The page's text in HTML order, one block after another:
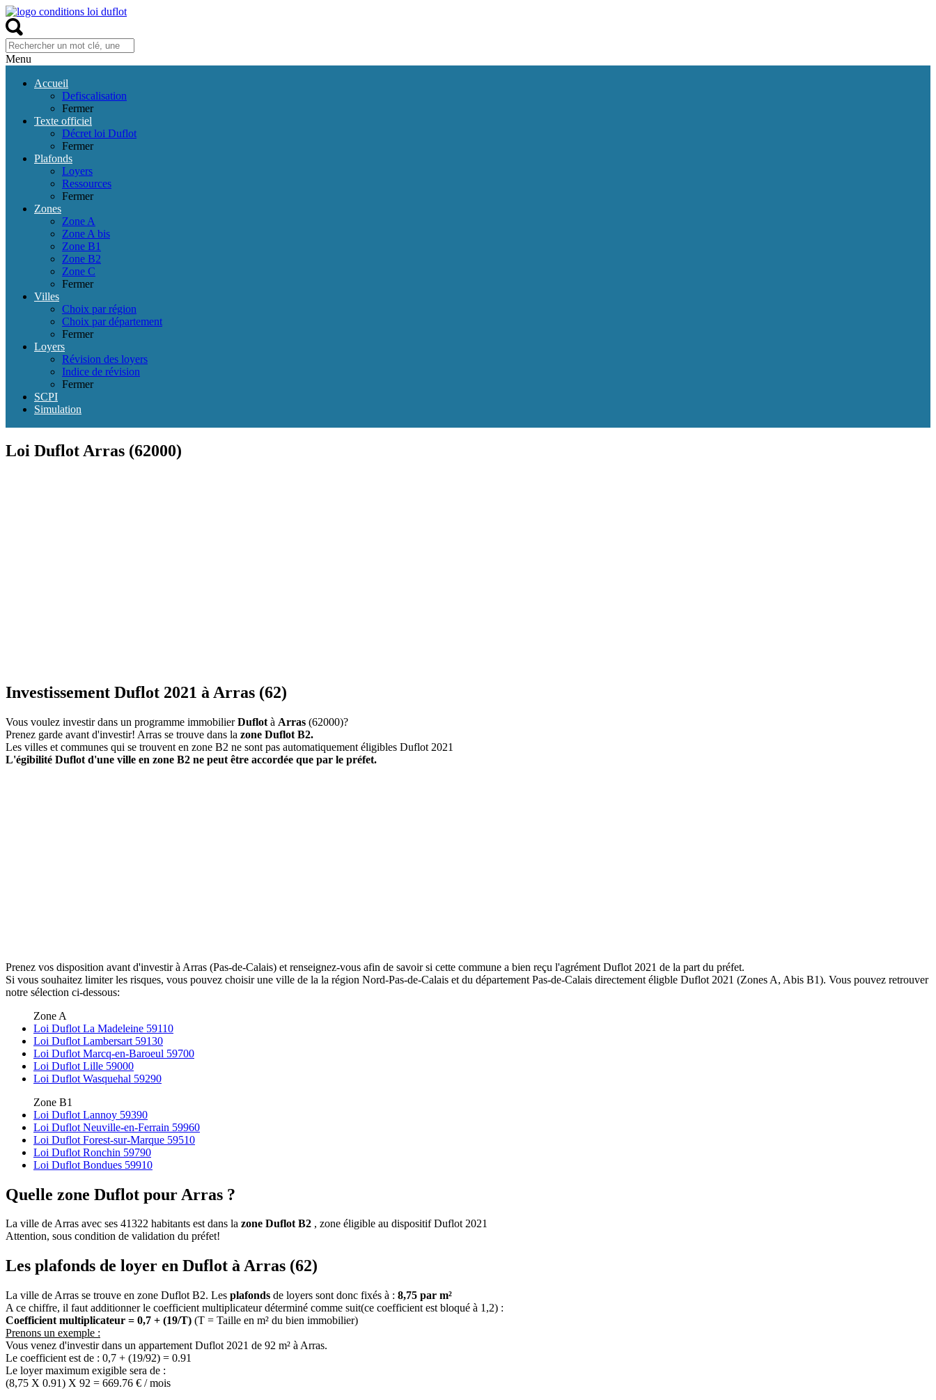
Menu
Accueil
Defiscalisation
Fermer
Texte officiel
Décret loi Duflot
Fermer
Plafonds
Loyers
Ressources
Fermer
Zones
Zone A
Zone A bis
Zone B1
Zone B2
Zone C
Fermer
Villes
Choix par région
Choix par département
Fermer
Loyers
Révision des loyers
Indice de révision
Fermer
SCPI
Simulation
Loi Duflot Arras (62000)
Investissement Duflot 2021 à Arras (62)
Vous voulez investir dans un programme immobilierDuflot à Arras (62000)?
Prenez garde avant d'investir! Arras se trouve dans la zone Duflot B2.
Les villes et communes qui se trouvent en zone B2 ne sont pas automatiquement éligibles Duflot 2021
L'égibilité Duflot d'une ville en zone B2 ne peut être accordée que par le préfet.
Prenez vos disposition avant d'investir à Arras (Pas-de-Calais) et renseignez-vous afin de savoir si cette commune a bien reçu l'agrément Duflot 2021 de la part du préfet.
Si vous souhaitez limiter les risques, vous pouvez choisir une ville de la la région Nord-Pas-de-Calais et du département Pas-de-Calais directement éligble Duflot 2021 (Zones A, Abis B1). Vous pouvez retrouver
notre sélection ci-dessous:
Zone A
Loi Duflot La Madeleine 59110
Loi Duflot Lambersart 59130
Loi Duflot Marcq-en-Baroeul 59700
Loi Duflot Lille 59000
Loi Duflot Wasquehal 59290
Zone B1
Loi Duflot Lannoy 59390
Loi Duflot Neuville-en-Ferrain 59960
Loi Duflot Forest-sur-Marque 59510
Loi Duflot Ronchin 59790
Loi Duflot Bondues 59910
Quelle zone Duflot pour Arras ?
La ville de Arras avec ses 41322 habitants est dans la zone Duflot B2 , zone éligible au dispositif Duflot 2021
Attention, sous condition de validation du préfet!
Les plafonds de loyer en Duflot à Arras (62)
La ville de Arras se trouve en zone Duflot B2. Les plafonds de loyers sont donc fixés à : 8,75 par m²
A ce chiffre, il faut additionner le coefficient multiplicateur déterminé comme suit(ce coefficient est bloqué à 1,2) :
Coefficient multiplicateur = 0,7 + (19/T) (T = Taille en m² du bien immobilier)
Prenons un exemple :
Vous venez d'investir dans un appartement Duflot 2021 de 92 m² à Arras.
Le coefficient est de : 0,7 + (19/92) = 0.91
Le loyer maximum exigible sera de :
(8,75 X 0.91) X 92 = 669.76 € / mois